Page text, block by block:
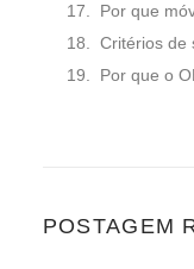
Por que
Critérios de
Por que o
POSTAGEM